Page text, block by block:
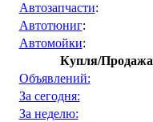
Автозапчасти:
Автотюниг:
Автомойки:
Купля/Продажа
Объявлений:
За сегодня:
За неделю: